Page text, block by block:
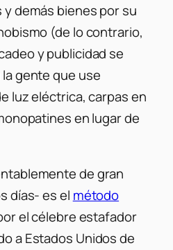
demás bienes por su
(de lo contrario,
y publicidad se
gente que use
luz eléctrica, carpas en
en lugar de
de gran
días- es el método
el célebre estafador
a Estados Unidos de